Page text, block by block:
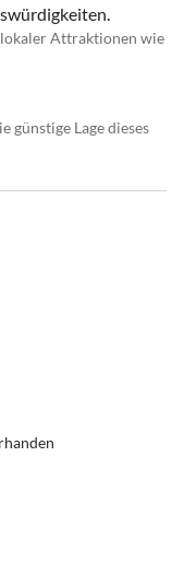
lokaler Attraktionen wie
günstige Lage dieses